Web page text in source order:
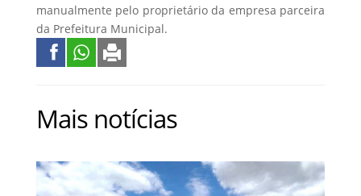
manualmente pelo proprietário da empresa parceira
da Prefeitura Municipal.
Mais notícias